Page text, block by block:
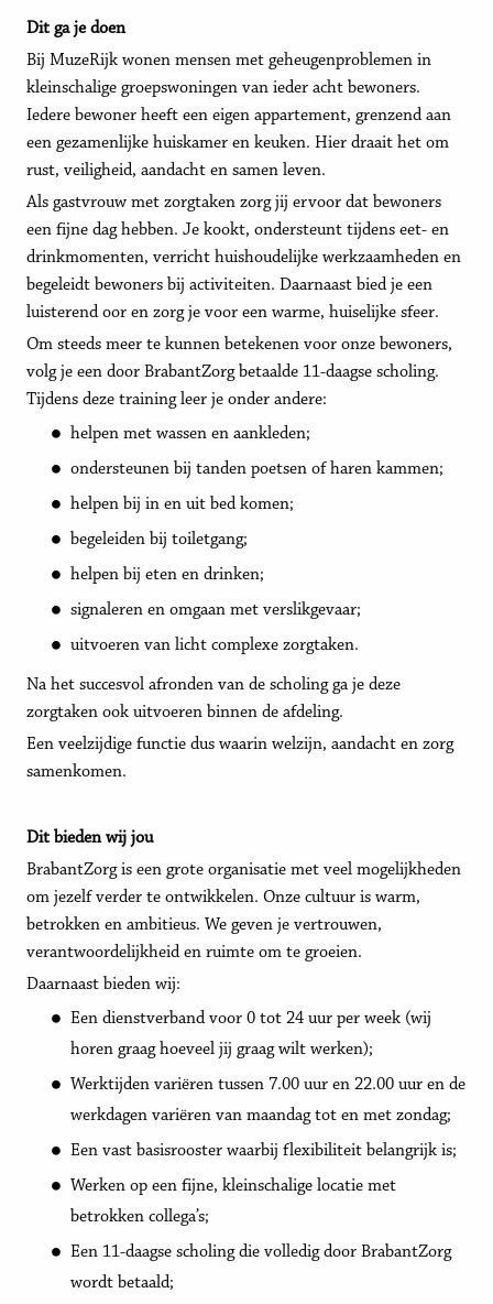
Dit ga je doen
Bij MuzeRijk wonen mensen met geheugenproblemen in
kleinschalige groepswoningen van ieder acht bewoners.
Iedere bewoner heeft een eigen appartement, grenzend aan
een gezamenlijke huiskamer en keuken. Hier draait het om
rust, veiligheid, aandacht en samen leven.
Als gastvrouw met zorgtaken zorg jij ervoor dat bewoners
een fijne dag hebben. Je kookt, ondersteunt tijdens eet- en
drinkmomenten, verricht huishoudelijke werkzaamheden en
begeleidt bewoners bij activiteiten. Daarnaast bied je een
luisterend oor en zorg je voor een warme, huiselijke sfeer.
Om steeds meer te kunnen betekenen voor onze bewoners,
volg je een door BrabantZorg betaalde 11-daagse scholing.
Tijdens deze training leer je onder andere:
helpen met wassen en aankleden;
ondersteunen bij tanden poetsen of haren kammen;
helpen bij in en uit bed komen;
begeleiden bij toiletgang;
helpen bij eten en drinken;
signaleren en omgaan met verslikgevaar;
uitvoeren van licht complexe zorgtaken.
Na het succesvol afronden van de scholing ga je deze
zorgtaken ook uitvoeren binnen de afdeling.
Een veelzijdige functie dus waarin welzijn, aandacht en zorg
samenkomen.
Dit bieden wij jou
BrabantZorg is een grote organisatie met veel mogelijkheden
om jezelf verder te ontwikkelen. Onze cultuur is warm,
betrokken en ambitieus. We geven je vertrouwen,
verantwoordelijkheid en ruimte om te groeien.
Daarnaast bieden wij:
Een dienstverband voor 0 tot 24 uur per week (wij
horen graag hoeveel jij graag wilt werken);
Werktijden variëren tussen 7.00 uur en 22.00 uur en de
werkdagen variëren van maandag tot en met zondag;
Een vast basisrooster waarbij flexibiliteit belangrijk is;
Werken op een fijne, kleinschalige locatie met
betrokken collega’s;
Een 11-daagse scholing die volledig door BrabantZorg
wordt betaald;